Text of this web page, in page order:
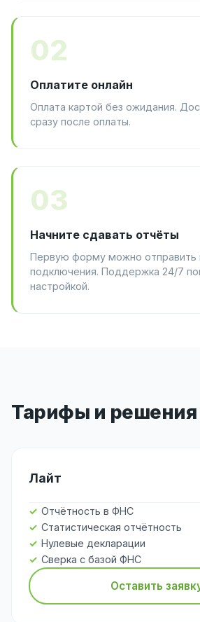
02
Оплатите онлайн
Оплата картой без ожидания.
сразу после оплаты.
03
Начните сдавать отчёты
Первую форму можно отправить
подключения. Поддержка 24/7
настройкой.
Тарифы и решения
Лайт
Отчётность в ФНС
Статистическая отчётность
Нулевые декларации
Сверка с базой ФНС
Оставить